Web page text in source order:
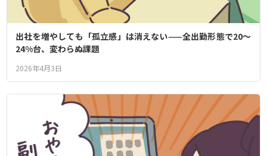
出社を増やしても「孤立感」は消えない——全出勤形態で20〜
24%台、変わらぬ課題
2026年4月3日